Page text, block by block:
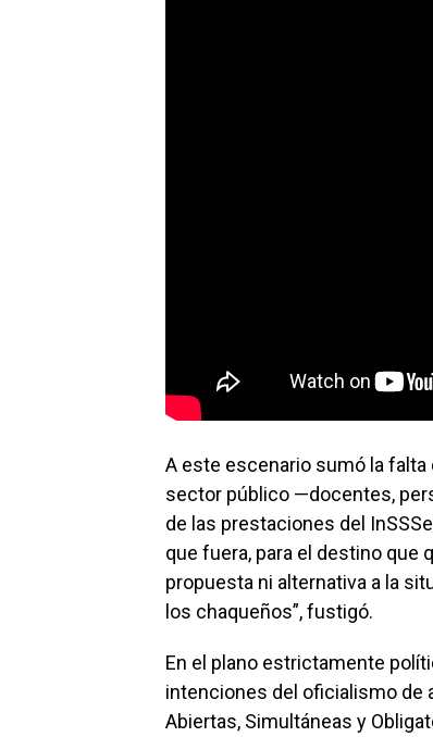
A este escenario sumó la
sector público —docentes,
de las prestaciones del
que fuera, para el destino que
propuesta ni alternativa a la
los chaqueños”, fustigó.
En el plano estrictamente
intenciones del oficialismo de
Abiertas, Simultáneas y